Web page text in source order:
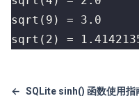
sqrt(2) =
← SQLite sinh() 函数使用指